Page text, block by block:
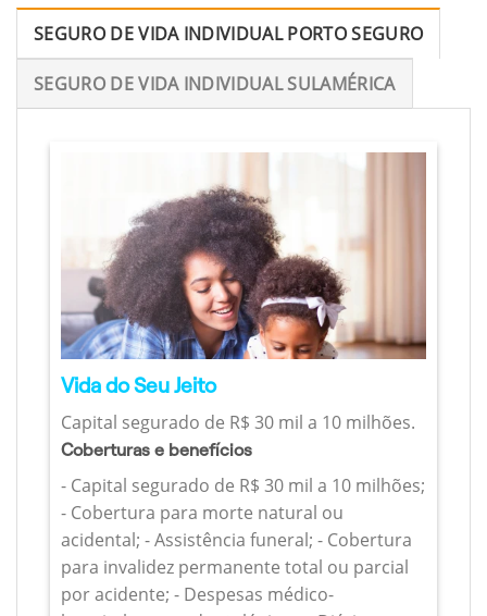
SEGURO DE VIDA INDIVIDUAL PORTO SEGURO
SEGURO DE VIDA INDIVIDUAL SULAMÉRICA
Vida do Seu Jeito
Capital segurado de R$ 30 mil a 10 milhões.
Coberturas e benefícios
- Capital segurado de R$ 30 mil a 10 milhões;
- Cobertura para morte natural ou
acidental; - Assistência funeral; - Cobertura
para invalidez permanente total ou parcial
por acidente; - Despesas médico-